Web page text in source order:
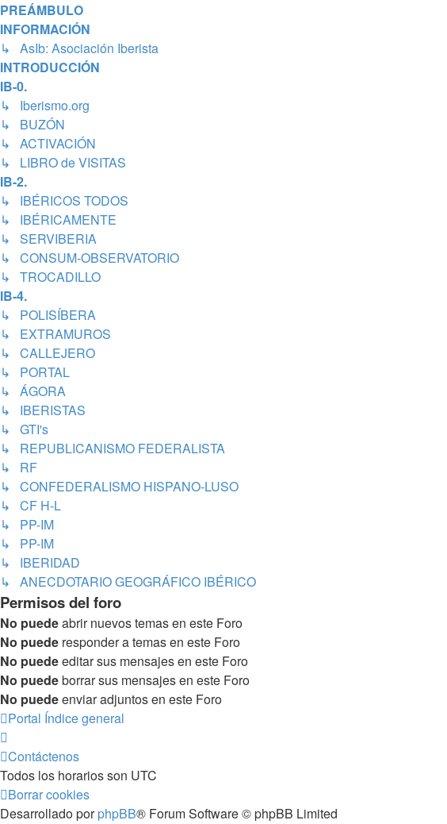
PREÁMBULO
INFORMACIÓN
↳ AsIb: Asociación Iberista
INTRODUCCIÓN
IB-0.
↳ Iberismo.org
↳ BUZÓN
↳ ACTIVACIÓN
↳ LIBRO de VISITAS
IB-2.
↳ IBÉRICOS TODOS
↳ IBÉRICAMENTE
↳ SERVIBERIA
↳ CONSUM-OBSERVATORIO
↳ TROCADILLO
IB-4.
↳ POLISÍBERA
↳ EXTRAMUROS
↳ CALLEJERO
↳ PORTAL
↳ ÁGORA
↳ IBERISTAS
↳ GTI's
↳ REPUBLICANISMO FEDERALISTA
↳ RF
↳ CONFEDERALISMO HISPANO-LUSO
↳ CF H-L
↳ PP-IM
↳ PP-IM
↳ IBERIDAD
↳ ANECDOTARIO GEOGRÁFICO IBÉRICO
Permisos del foro
No puedeabrir nuevos temas en este Foro
No puede responder a temas en este Foro
No puedeeditar sus mensajes en este Foro
No puedeborrar sus mensajes en este Foro
No puedeenviar adjuntos en este Foro
Portal Índice general
Contáctenos
Todos los horarios son UTC
Borrar cookies
Desarrollado porphpBB® Forum Software © phpBB Limited